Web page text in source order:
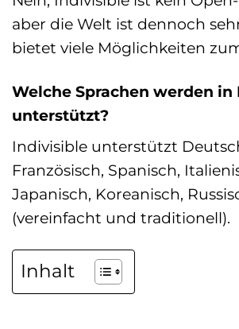
aber die Welt ist dennoch
bietet viele Möglichkeiten
Welche Sprachen werden
unterstützt?
Indivisible unterstützt
Französisch, Spanisch,
Japanisch, Koreanisch,
(vereinfacht und traditionell).
Inhalt